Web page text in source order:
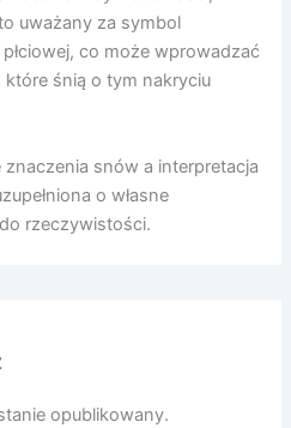
uważany za symbol
co może wprowadzać
śnią o tym nakryciu
snów a interpretacja
o własne
rzeczywistości.
opublikowany.